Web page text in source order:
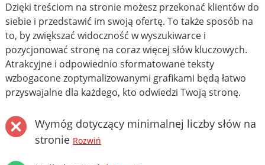
Dzięki treściom na stronie możesz przekonać klientów do
siebie i przedstawić im swoją ofertę. To także sposób na
to, by zwiększać widoczność w wyszukiwarce i
pozycjonować stronę na coraz więcej słów kluczowych.
Atrakcyjne i odpowiednio sformatowane teksty
wzbogacone zoptymalizowanymi grafikami będą łatwo
przyswajalne dla każdego, kto odwiedzi Twoją stronę.
Wymóg dotyczący minimalnej liczby słów na
stronie Rozwiń